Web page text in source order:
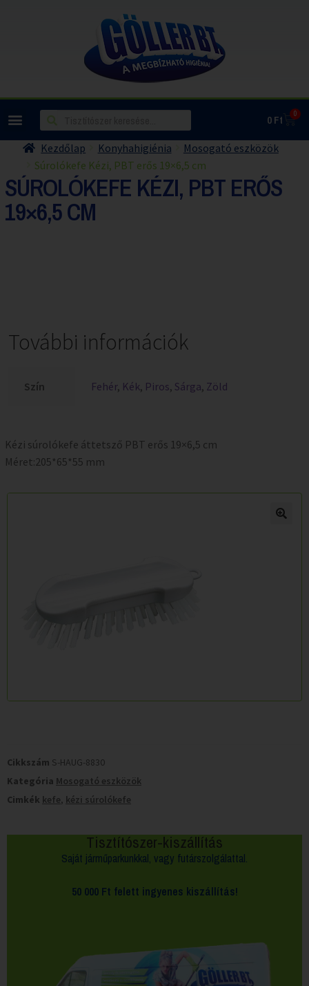
0Ft 0
Kezdőlap Konyhahigiénia
Mosogató eszközök
Súrolókefe Kézi, PBT erős 19×6,5 cm
SÚROLÓKEFE KÉZI, PBT ERŐS
19×6,5 CM
További információk
Szín Fehér, Kék Piros Sárga Zöld
Kézi súrolókefe áttetsző PBT erős 19×6,5 cm
Méret:205*65*55 mm
Cikkszám S-HAUG-8830
Kategória Mosogató eszközök
Cimkék kefe, kézi súrolókefe
Tisztítószer-kiszállítás
Saját járműparkunkkal, vagy futárszolgálattal.
50 000 Ft felett ingyenes kiszállítás!